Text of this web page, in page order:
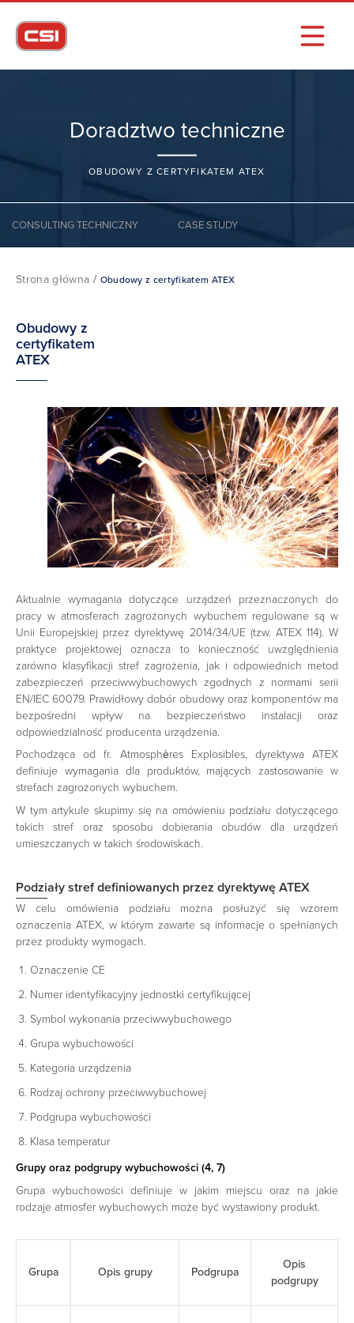
Doradztwo techniczne
OBUDOWY Z CERTYFIKATEM ATEX
CONSULTING TECHNICZNY CASE STUDY
Strona główna / Obudowy z certyfikatem ATEX
Obudowy z
certyfikatem
ATEX
Aktualnie wymagania dotyczące urządzeń przeznaczonych do
pracy w atmosferach zagrożonych wybuchem regulowane są w
Unii Europejskiej przez dyrektywę 2014/34/UE (tzw. ATEX 114). W
praktyce projektowej oznacza to konieczność uwzględnienia
zarówno klasyfikacji stref zagrożenia, jak i odpowiednich metod
zabezpieczeń przeciwwybuchowych zgodnych z normami serii
EN/IEC 60079. Prawidłowy dobór obudowy oraz komponentów ma
bezpośredni wpływ na bezpieczeństwo instalacji oraz
odpowiedzialność producenta urządzenia.
Pochodząca od fr. Atmosphères Explosibles, dyrektywa ATEX
definiuje wymagania dla produktów, mających zastosowanie w
strefach zagrożonych wybuchem.
W tym artykule skupimy się na omówieniu podziału dotyczącego
takich stref oraz sposobu dobierania obudów dla urządzeń
umieszczanych w takich środowiskach.
Podziały stref definiowanych przez dyrektywę ATEX
W celu omówienia podziału można posłużyć się wzorem
oznaczenia ATEX, w którym zawarte są informacje o spełnianych
przez produkty wymogach.
Oznaczenie CE
Numer identyfikacyjny jednostki certyfikującej
Symbol wykonania przeciwwybuchowego
Grupa wybuchowości
Kategoria urządzenia
Rodzaj ochrony przeciwwybuchowej
Podgrupa wybuchowości
Klasa temperatur
Grupy oraz podgrupy wybuchowości (4, 7)
Grupa wybuchowości definiuje w jakim miejscu oraz na jakie
rodzaje atmosfer wybuchowych może być wystawiony produkt.
Grupa Opis grupy Podgrupa
Opis
podgrupy